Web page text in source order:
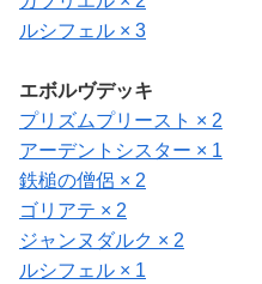
ルシフェル × 3
エボルヴデッキ
プリズムプリースト × 2
アーデントシスター × 1
鉄槌の僧侶 × 2
ゴリアテ × 2
ジャンヌダルク × 2
ルシフェル × 1